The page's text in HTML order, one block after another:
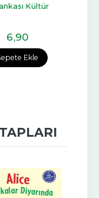
Ekle
Kültür
6,90